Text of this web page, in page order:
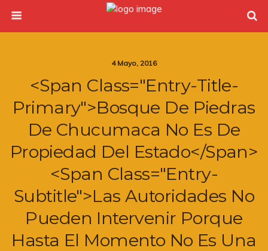
4 Mayo, 2016
<span Class="entry-Title-
Primary">Bosque De Piedras
De Chucumaca No Es De
Propiedad Del Estado</span>
<span Class="entry-
Subtitle">las Autoridades No
Pueden Intervenir Porque
Hasta El Momento No Es Una